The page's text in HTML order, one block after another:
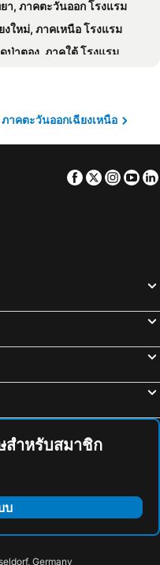
า, ภาคตะวันออก โรงแรม
งใหม่, ภาคเหนือ โรงแรม
ป่าตอง, ภาคใต้ โรงแรม
ภาคตะวันออกเฉียงเหนือ
Facebook
Twitter
สำหรับสมาชิก
บ
Germany